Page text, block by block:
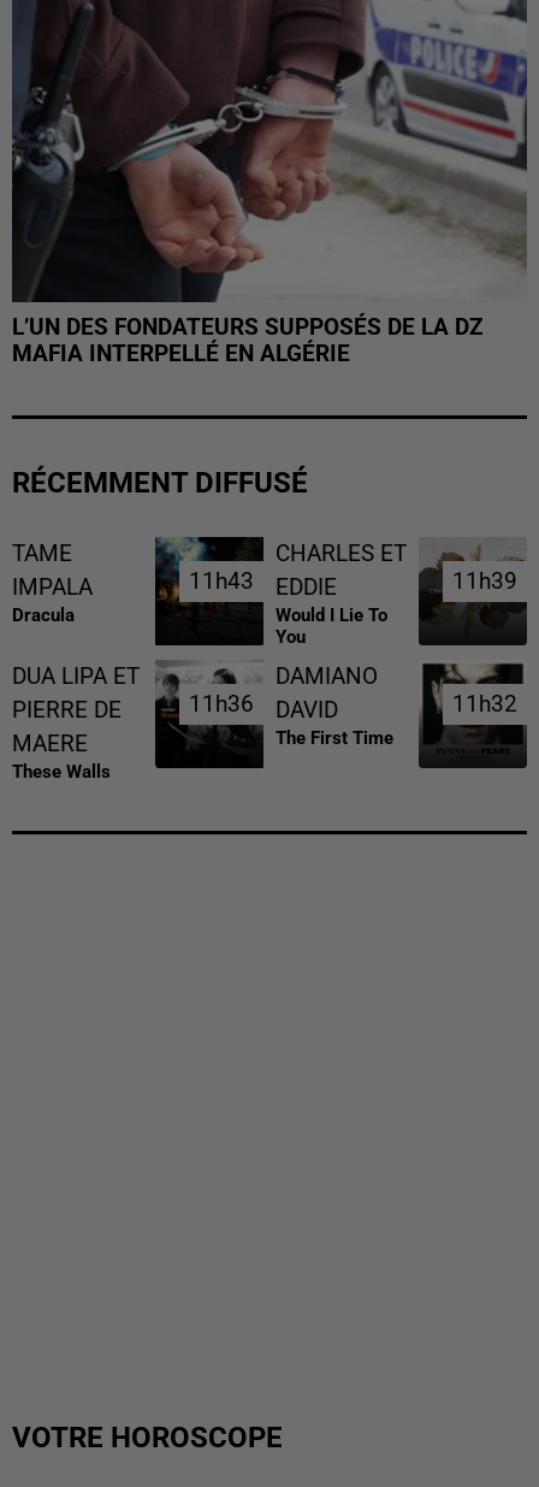
L’UN DES FONDATEURS SUPPOSÉS DE LA DZ
MAFIA INTERPELLÉ EN ALGÉRIE
RÉCEMMENT DIFFUSÉ
TAME
IMPALA
Dracula
11h43
11h43
CHARLES ET
EDDIE
Would I Lie To
You
11h39
11h39
DUA LIPA ET
PIERRE DE
MAERE
These Walls
11h36
11h36
DAMIANO
DAVID
The First Time
11h32
11h32
VOTRE HOROSCOPE